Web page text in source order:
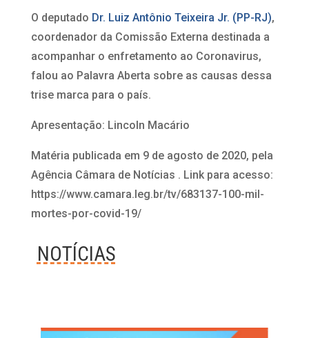
O deputado Dr. Luiz Antônio Teixeira Jr. (PP-RJ),
coordenador da Comissão Externa destinada a
acompanhar o enfretamento ao Coronavirus,
falou ao Palavra Aberta sobre as causas dessa
trise marca para o país.
Apresentação: Lincoln Macário
Matéria publicada em 9 de agosto de 2020, pela
Agência Câmara de Notícias . Link para acesso:
https://www.camara.leg.br/tv/683137-100-mil-
mortes-por-covid-19/
NOTÍCIAS